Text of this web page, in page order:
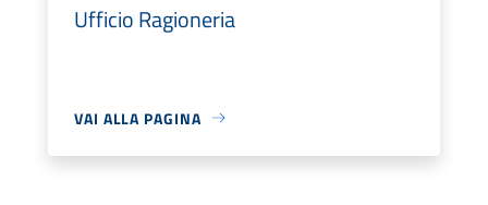
Ufficio Ragioneria
VAI ALLA PAGINA